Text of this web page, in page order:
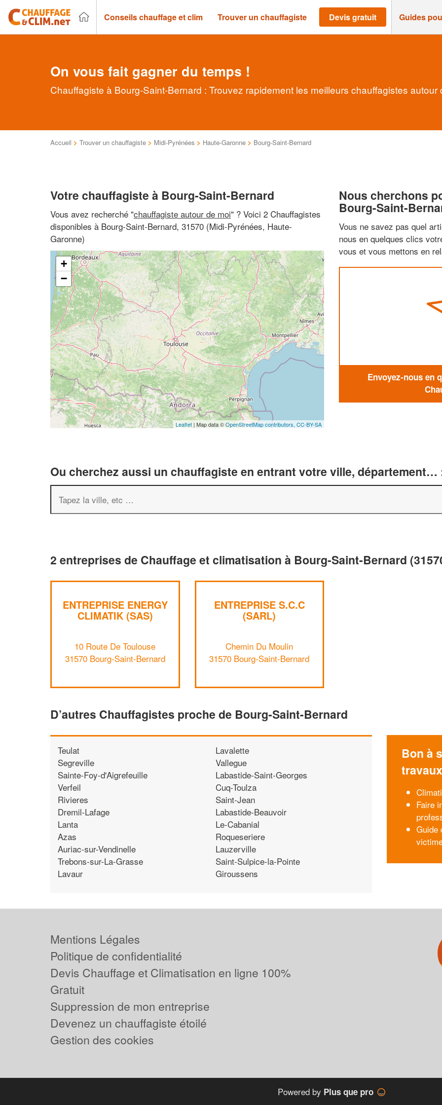
Conseils chauffage et clim Trouver un chauffagiste Devis gratuit Guides
On vous fait gagner du temps !
Chauffagiste à Bourg-Saint-Bernard : Trouvez rapidement les meilleurs chauffagistes autour
Accueil > Trouver un chauffagiste > Midi-Pyrénées > Haute-Garonne > Bourg-Saint-Bernard
Votre chauffagiste à Bourg-Saint-Bernard
Vous avez recherché "chauffagiste autour de moi" ? Voici 2 Chauffagistes
disponibles à Bourg-Saint-Bernard, 31570 (Midi-Pyrénées, Haute-
Garonne)
+
−
Leaflet | Map data ©OpenStreetMap contributors, CC-BY-SA
Nous cherchons
Bourg-Saint-
Vous ne savez pas quel
nous en quelques clics
vous et vous mettons en
Envoyez-nous en
Ou cherchez aussi un chauffagiste en entrant votre ville, département…
2 entreprises de Chauffage et climatisation à Bourg-Saint-Bernard
ENTREPRISE ENERGY
CLIMATIK (SAS)
10 Route De Toulouse
31570 Bourg-Saint-Bernard
ENTREPRISE S.C.C
(SARL)
Chemin Du Moulin
31570 Bourg-Saint-Bernard
D’autres Chauffagistes proche de Bourg-Saint-Bernard
Teulat
Segreville
Sainte-Foy-d'Aigrefeuille
Verfeil
Rivieres
Dremil-Lafage
Lanta
Azas
Auriac-sur-Vendinelle
Trebons-sur-La-Grasse
Lavaur
Lavalette
Vallegue
Labastide-Saint-Georges
Cuq-Toulza
Saint-Jean
Labastide-Beauvoir
Le-Cabanial
Roqueseriere
Lauzerville
Saint-Sulpice-la-Pointe
Giroussens
Bon à
travaux
Faire
Guide
Mentions Légales
Politique de confidentialité
Devis Chauffage et Climatisation en ligne 100%
Gratuit
Suppression de mon entreprise
Devenez un chauffagiste étoilé
Gestion des cookies
Powered by Plus que pro